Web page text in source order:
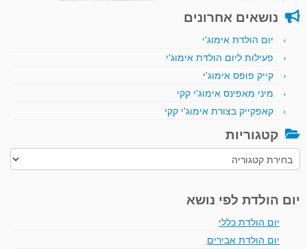
נושאים אחרונים
יום הולדת אימוג'י
פעילות ליום הולדת אימוג'י
קייק פופס אימוג'י
מיני מאפינס אימוג'י קקי
קאפקייק בצורת אימוג'י קקי
קטגוריות
קטגוריות
יום הולדת לפי נושא
יום הולדת כללי
יום הולדת אבירים